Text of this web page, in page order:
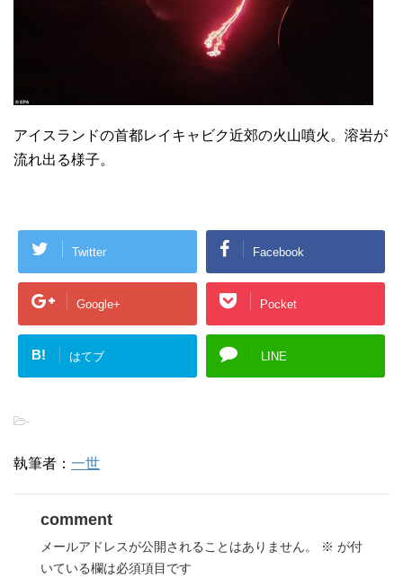
アイスランドの首都レイキャビク近郊の火山噴火。溶岩が
流れ出る様子。
Twitter Facebook
Google+ Pocket
B! はてブ LINE
-
執筆者： 一世
comment
メールアドレスが公開されることはありません。 ※ が付
いている欄は必須項目です